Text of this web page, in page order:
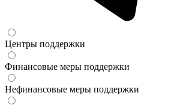
Центры поддержки
Финансовые меры поддержки
Нефинансовые меры поддержки